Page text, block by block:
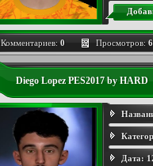
Комментариев: 0 Просмотров:
Diego Lopez PES2017 by HARD
Дата: